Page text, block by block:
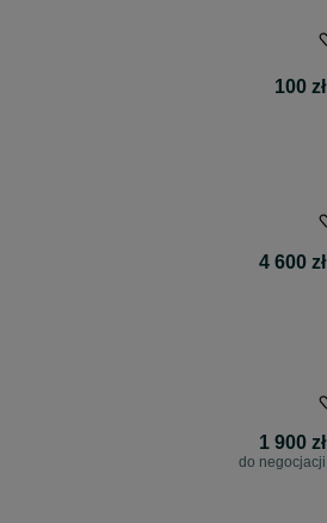
100 zł
4 600 zł
1 900 zł
do negocjacji